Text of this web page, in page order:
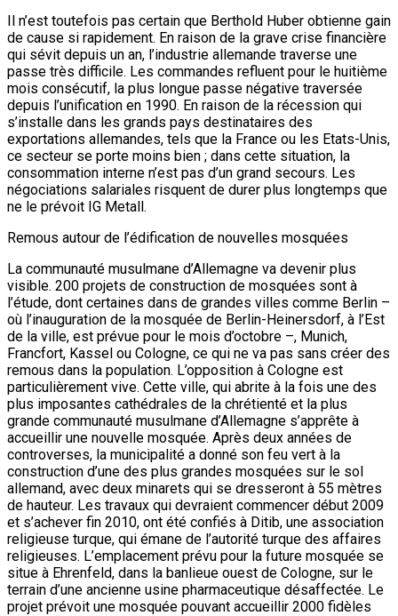
Il n’est toutefois pas certain que Berthold Huber obtienne gain
de cause si rapidement. En raison de la grave crise financière
qui sévit depuis un an, l’industrie allemande traverse une
passe très difficile. Les commandes refluent pour le huitième
mois consécutif, la plus longue passe négative traversée
depuis l’unification en 1990. En raison de la récession qui
s’installe dans les grands pays destinataires des
exportations allemandes, tels que la France ou les Etats-Unis,
ce secteur se porte moins bien ; dans cette situation, la
consommation interne n’est pas d’un grand secours. Les
négociations salariales risquent de durer plus longtemps que
ne le prévoit IG Metall.
Remous autour de l’édification de nouvelles mosquées
La communauté musulmane d’Allemagne va devenir plus
visible. 200 projets de construction de mosquées sont à
l’étude, dont certaines dans de grandes villes comme Berlin –
où l’inauguration de la mosquée de Berlin-Heinersdorf, à l’Est
de la ville, est prévue pour le mois d’octobre –, Munich,
Francfort, Kassel ou Cologne, ce qui ne va pas sans créer des
remous dans la population. L’opposition à Cologne est
particulièrement vive. Cette ville, qui abrite à la fois une des
plus imposantes cathédrales de la chrétienté et la plus
grande communauté musulmane d’Allemagne s’apprête à
accueillir une nouvelle mosquée. Après deux années de
controverses, la municipalité a donné son feu vert à la
construction d’une des plus grandes mosquées sur le sol
allemand, avec deux minarets qui se dresseront à 55 mètres
de hauteur. Les travaux qui devraient commencer début 2009
et s’achever fin 2010, ont été confiés à Ditib, une association
religieuse turque, qui émane de l’autorité turque des affaires
religieuses. L’emplacement prévu pour la future mosquée se
situe à Ehrenfeld, dans la banlieue ouest de Cologne, sur le
terrain d’une ancienne usine pharmaceutique désaffectée. Le
projet prévoit une mosquée pouvant accueillir 2000 fidèles